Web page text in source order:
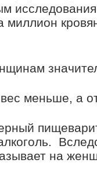
миллион
меньше, а
на